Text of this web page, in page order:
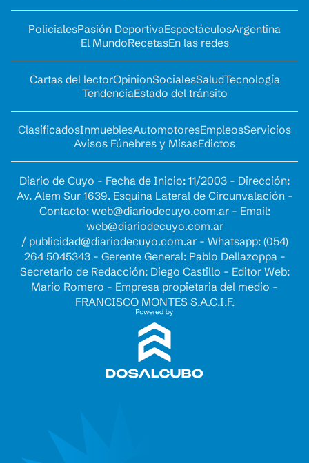
PolicialesPasión DeportivaEspectáculosArgentina
El MundoRecetasEn las redes
Cartas del lectorOpinionSocialesSaludTecnología
TendenciaEstado del tránsito
ClasificadosInmueblesAutomotoresEmpleosServicios
Avisos Fúnebres y MisasEdictos
Diario de Cuyo - Fecha de Inicio: 11/2003 - Dirección:
Av. Alem Sur 1639. Esquina Lateral de Circunvalación -
Contacto: web@diariodecuyo.com.ar- Email:
web@diariodecuyo.com.ar
/ publicidad@diariodecuyo.com.ar- Whatsapp: (054)
264 5045343 - Gerente General: Pablo Dellazoppa -
Secretario de Redacción: Diego Castillo - Editor Web:
Mario Romero - Empresa propietaria del medio -
FRANCISCO MONTES S.A.C.I.F.